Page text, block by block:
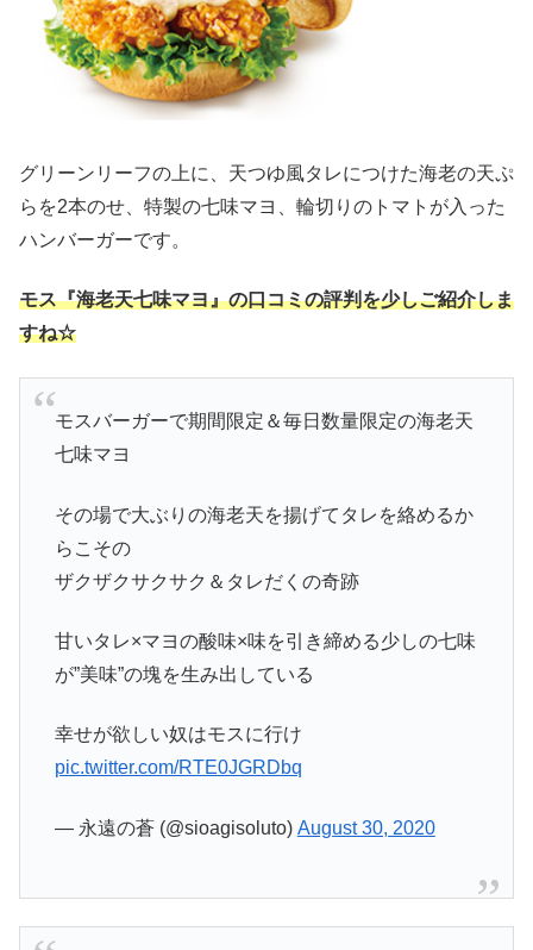
グリーンリーフの上に、天つゆ風タレにつけた海老の天ぷ
らを2本のせ、特製の七味マヨ、輪切りのトマトが入った
ハンバーガーです。
モス『海老天七味マヨ』の口コミの評判を少しご紹介しま
すね☆
モスバーガーで期間限定＆毎日数量限定の海老天
七味マヨ
その場で大ぶりの海老天を揚げてタレを絡めるか
らこその
ザクザクサクサク＆タレだくの奇跡
甘いタレ×マヨの酸味×味を引き締める少しの七味
が”美味”の塊を生み出している
幸せが欲しい奴はモスに行け
pic.twitter.com/RTE0JGRDbq
— 永遠の蒼 (@sioagisoluto) August 30, 2020